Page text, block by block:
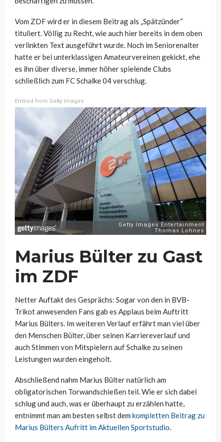
Vom ZDF wird er in diesem Beitrag als „Spätzünder“
tituliert. Völlig zu Recht, wie auch hier bereits in dem oben
verlinkten Text ausgeführt wurde. Noch im Seniorenalter
hatte er bei unterklassigen Amateurvereinen gekickt, ehe
es ihn über diverse, immer höher spielende Clubs
schließlich zum FC Schalke 04 verschlug.
Embed from Getty Images
Marius Bülter zu Gast
im ZDF
Netter Auftakt des Gesprächs: Sogar von den in BVB-
Trikot anwesenden Fans gab es Applaus beim Auftritt
Marius Bülters. Im weiteren Verlauf erfährt man viel über
den Menschen Bülter, über seinen Karriereverlauf und
auch Stimmen von Mitspielern auf Schalke zu seinen
Leistungen wurden eingeholt.
Abschließend nahm Marius Bülter natürlich am
obligatorischen Torwandschießen teil. Wie er sich dabei
schlug und auch, was er überhaupt zu erzählen hatte,
entnimmt man am besten selbst dem kompletten Beitrag zu
Marius Bülters Aufritt im Aktuellen Sportstudio.